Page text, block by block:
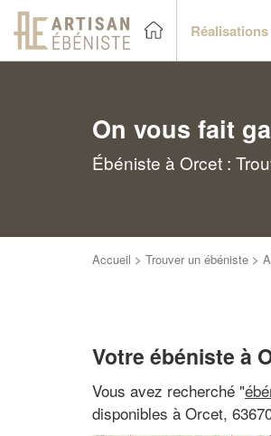
On vous fait
Ébéniste à Orcet :
Accueil > Trouver un ébéniste >
Votre ébéniste à
Vous avez recherché "
disponibles à Orcet,